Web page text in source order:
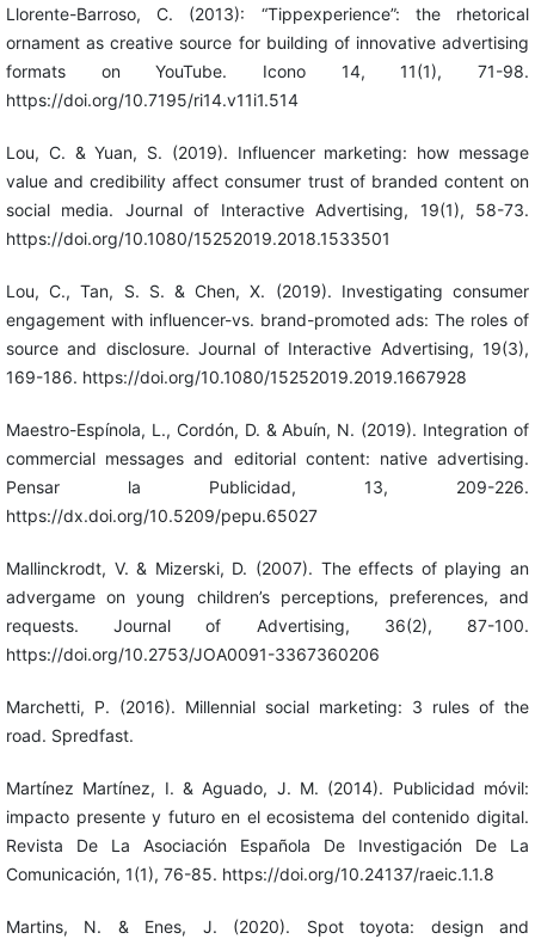
Llorente-Barroso, C. (2013): “Tippexperience”: the rhetorical
ornament as creative source for building of innovative advertising
formats on YouTube. Icono 14, 11(1), 71-98.
https://doi.org/10.7195/ri14.v11i1.514
Lou, C. & Yuan, S. (2019). Influencer marketing: how message
value and credibility affect consumer trust of branded content on
social media. Journal of Interactive Advertising, 19(1), 58-73.
https://doi.org/10.1080/15252019.2018.1533501
Lou, C., Tan, S. S. & Chen, X. (2019). Investigating consumer
engagement with influencer-vs. brand-promoted ads: The roles of
source and disclosure. Journal of Interactive Advertising, 19(3),
169-186. https://doi.org/10.1080/15252019.2019.1667928
Maestro-Espínola, L., Cordón, D. & Abuín, N. (2019). Integration of
commercial messages and editorial content: native advertising.
Pensar la Publicidad, 13, 209-226.
https://dx.doi.org/10.5209/pepu.65027
Mallinckrodt, V. & Mizerski, D. (2007). The effects of playing an
advergame on young children’s perceptions, preferences, and
requests. Journal of Advertising, 36(2), 87-100.
https://doi.org/10.2753/JOA0091-3367360206
Marchetti, P. (2016). Millennial social marketing: 3 rules of the
road. Spredfast.
Martínez Martínez, I. & Aguado, J. M. (2014). Publicidad móvil:
impacto presente y futuro en el ecosistema del contenido digital.
Revista De La Asociación Española De Investigación De La
Comunicación, 1(1), 76-85. https://doi.org/10.24137/raeic.1.1.8
Martins, N. & Enes, J. (2020). Spot toyota: design and